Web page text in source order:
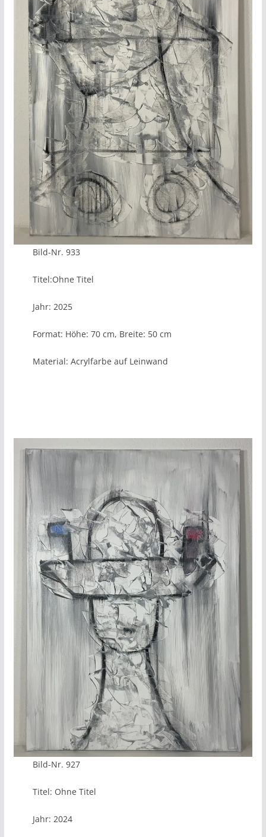
Bild-Nr. 933
Titel:Ohne Titel
Jahr: 2025
Format: Höhe: 70 cm, Breite: 50 cm
Material: Acrylfarbe auf Leinwand
Bild-Nr. 927
Titel: Ohne Titel
Jahr: 2024